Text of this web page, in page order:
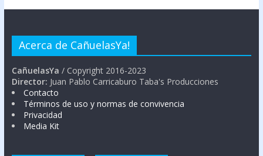
Acerca de CañuelasYa!
CañuelasYa / Copyright 2016-2023
Director: Juan Pablo Carricaburo Taba's Producciones
Contacto
Términos de uso y normas de convivencia
Privacidad
Media Kit